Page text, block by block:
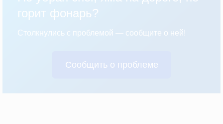
горит фонарь?
Столкнулись с проблемой — сообщите о ней!
Сообщить о проблеме